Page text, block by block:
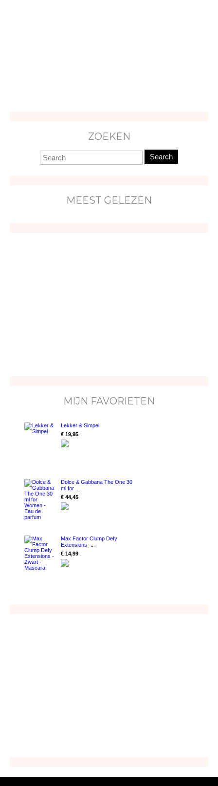
ZOEKEN
Search
MEEST GELEZEN
MIJN FAVORIETEN
Lekker & Simpel
€ 19,95
Dolce & Gabbana The One 30
ml for ...
€ 44,45
Max Factor Clump Defy
Extensions -...
€ 14,99